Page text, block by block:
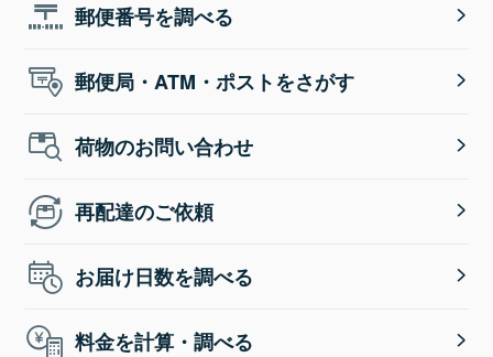
郵便番号を調べる
郵便局・ATM・ポストをさがす
荷物のお問い合わせ
再配達のご依頼
お届け日数を調べる
料金を計算・調べる